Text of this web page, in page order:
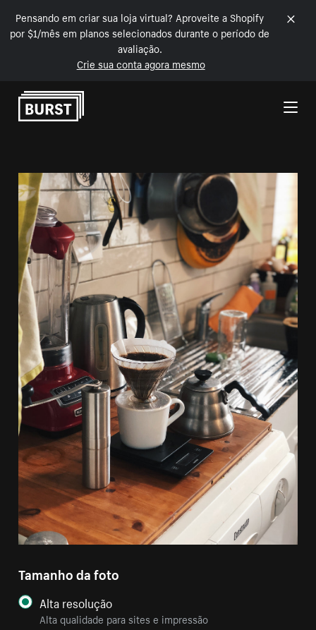
Pensando em criar sua loja virtual? Aproveite a Shopify
por $1/mês em planos selecionados durante o período de
avaliação.
Crie sua conta agora mesmo
Pular para o conteúdo
Tamanho da foto
Alta resolução
Alta qualidade para sites e impressão